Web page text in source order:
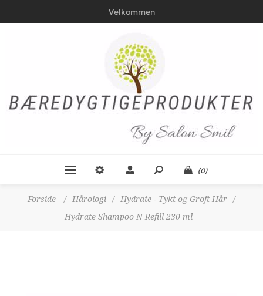
Velkommen
(0)
Forside / Hårologi / Hydrate - Tykt og Groft Hår
/
Hydrate Shampoo N Refill 230 ml